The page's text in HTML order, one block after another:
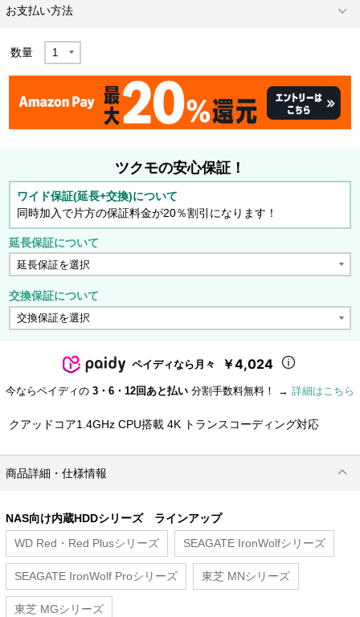
お支払い方法
数量
ツクモの安心保証！
ワイド保証(延長+交換)について
同時加入で片方の保証料金が20％割引になります！
延長保証について
交換保証について
ペイディなら月々 ￥4,024
今ならペイディの 3・6・12回あと払い 分割手数料無料！ → 詳細はこちら
クアッドコア1.4GHz CPU搭載 4K トランスコーディング対応
商品詳細・仕様情報
NAS向け内蔵HDDシリーズ ラインアップ
WD Red・Red Plusシリーズ
SEAGATE IronWolfシリーズ
SEAGATE IronWolf Proシリーズ 東芝 MNシリーズ
東芝 MGシリーズ